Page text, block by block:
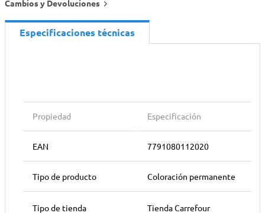
Cambios y Devoluciones
Especificaciones técnicas
Propiedad Especificación
EAN 7791080112020
Tipo de producto Coloración permanente
Tipo de tienda Tienda Carrefour